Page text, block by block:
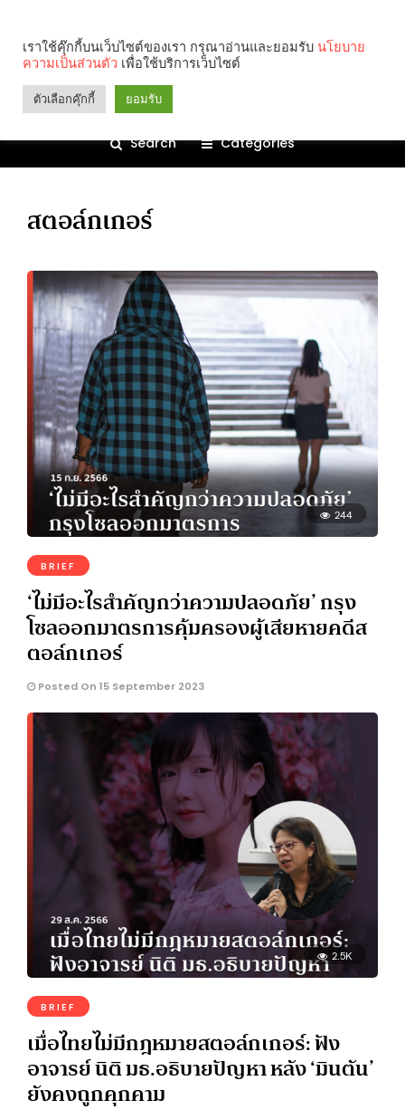
Search Categories
สตอล์กเกอร์
244
BRIEF
‘ไม่มีอะไรสำคัญกว่าความปลอดภัย’ กรุง
โซลออกมาตรการคุ้มครองผู้เสียหายคดีส
ตอล์กเกอร์
Posted On 15 September 2023
2.5K
BRIEF
เมื่อไทยไม่มีกฎหมายสตอล์กเกอร์: ฟัง
อาจารย์ นิติ มธ.อธิบายปัญหา หลัง ‘มินตัน’
ยังคงถูกคุกคาม
เราใช้คุ๊กกี้บนเว็บไซต์ของเรา กรุณาอ่านและยอมรับ นโยบาย
ความเป็นส่วนตัว เพื่อใช้บริการเว็บไซต์
ตัวเลือกคุ๊กกี้ ยอมรับ